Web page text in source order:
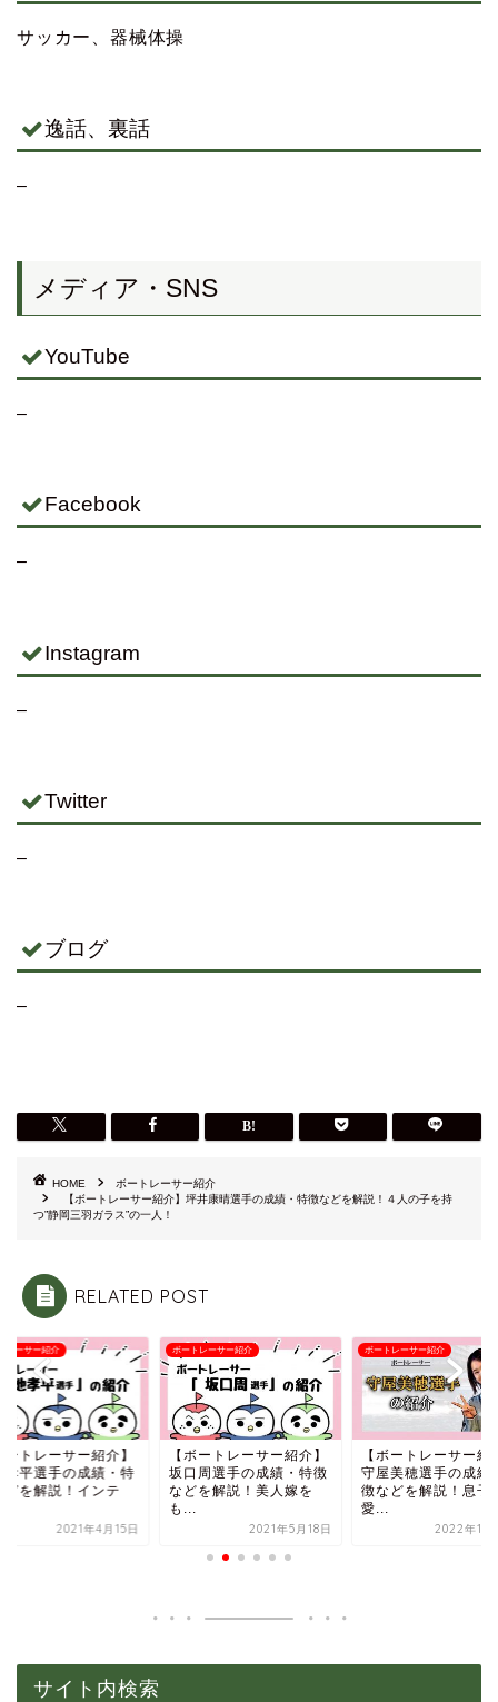
サッカー、器械体操
逸話、裏話
–
メディア・SNS
YouTube
–
Facebook
–
Instagram
–
Twitter
–
ブログ
–
HOME
ボートレーサー紹介
【ボートレーサー紹介】坪井康晴選手の成績・特徴などを解説！４人の子を持
つ”静岡三羽ガラス”の一人！
RELATED POST
レーサー紹介
ートレーサー紹介】
孝平選手の成績・特
どを解説！インテ
2021年4月15日
ボートレーサー紹介
【ボートレーサー紹介】
坂口周選手の成績・特徴
などを解説！美人嫁を
も...
2021年5月18日
ボートレーサー紹介
【ボートレーサー紹
守屋美穂選手の成績
徴などを解説！息子
愛...
2022年11
サイト内検索